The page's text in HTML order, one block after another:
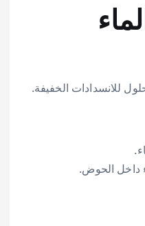
للانسدادات الخفيفة.
داخل الحوض.